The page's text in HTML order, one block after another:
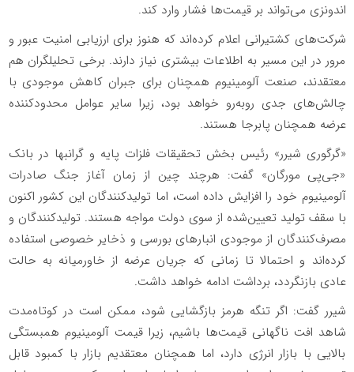
اندونزی می‌تواند بر قیمت‌ها فشار وارد کند.
شرکت‌های کشتیرانی اعلام کرده‌اند که هنوز برای ارزیابی امنیت عبور و
مرور در این مسیر به اطلاعات بیشتری نیاز دارند. برخی تحلیلگران هم
معتقدند، صنعت آلومینیوم همچنان برای جبران کاهش موجودی با
چالش‌های جدی روبه‌رو خواهد بود، زیرا سایر عوامل محدودکننده
عرضه همچنان پابرجا هستند.
«گرگوری شیرر» رئیس بخش تحقیقات فلزات پایه و گرانبها در بانک
«جی‌پی مورگان» گفت: هرچند چین از زمان آغاز جنگ صادرات
آلومینیوم خود را افزایش داده است، اما تولیدکنندگان این کشور اکنون
با سقف تولید تعیین‌شده از سوی دولت مواجه هستند. تولیدکنندگان و
مصرف‌کنندگان از موجودی انبارهای بورسی و ذخایر خصوصی استفاده
کرده‌اند و احتمالا تا زمانی که جریان عرضه از خاورمیانه به حالت
عادی بازنگردد، برداشت ادامه خواهد داشت.
شیرر گفت: اگر تنگه هرمز بازگشایی شود، ممکن است در کوتاه‌مدت
شاهد افت ناگهانی قیمت‌ها باشیم، زیرا قیمت آلومینیوم همبستگی
بالایی با بازار انرژی دارد، اما همچنان معتقدیم بازار با کمبود قابل